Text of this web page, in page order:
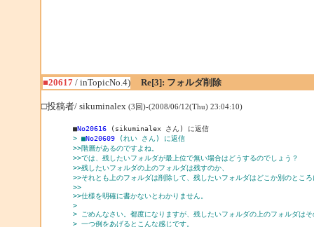
■20617/ inTopicNo.4) Re[3]: フォルダ削除
□投稿者/ sikuminalex (3回)-(2008/06/12(Thu) 23:04:10)
■No20616
(sikuminalex さん) に返信
> ■No20609 (れい さん) に返信
>>階層があるのですよね。
>>では、残したいフォルダが最上位で無い場合はどうするのでしょう？
>>残したいフォルダの上のフォルダは残すのか、
>>それとも上のフォルダは削除して、残したいフォルダはどこか別のとこ
>>
>>仕様を明確に書かないとわかりません。
>
> ごめんなさい。都度になりますが、残したいフォルダの上のフォルダは
> 一つ例をあげるとこんな感じです。